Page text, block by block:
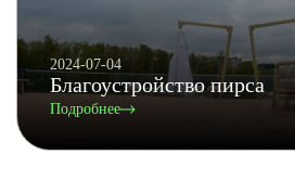
2024-07-04
Благоустройство пирса
Подробнее